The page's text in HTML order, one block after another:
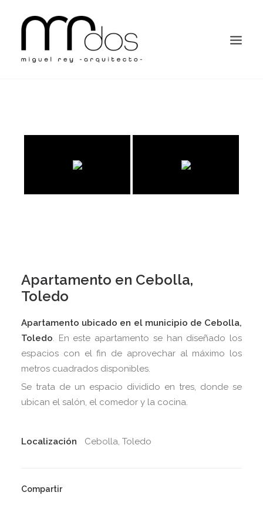
Apartamento en Cebolla,
Toledo
Apartamento ubicado en el municipio de Cebolla,
Toledo. En este apartamento se han diseñado los
espacios con el fin de aprovechar al máximo los
metros cuadrados disponibles.
Se trata de un espacio dividido en tres, donde se
ubican el salón, el comedor y la cocina.
Localización Cebolla, Toledo
Compartir